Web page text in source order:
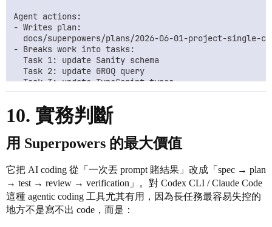
Agent actions:
- Writes plan:
docs/superpowers/plans/2026-06-01-project-single-
- Breaks work into tasks:
  Task 1: update Sanity schema
  Task 2: update GROQ query
  Task 3: update TypeScript types
  Task 4: create ProjectSingleContent component
  Task 5: integrate into page
  Task 6: verify build
User:
Execute.
Agent:
I'm using the using-git-worktrees skill to set up an
Agent actions:
- Creates worktree
10. 實務判斷
用 Superpowers 的最大價值
它把 AI coding 從「一次丟 prompt 賭結果」改成「spec → plan
→ test → review → verification」。對 Codex CLI / Claude Code
這種 agentic coding 工具尤其有用，因為長任務最容易失控的
地方不是寫不出 code，而是：